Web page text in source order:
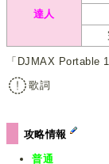
達人
「DJMAX Portable 1
歌詞
攻略情報
普通